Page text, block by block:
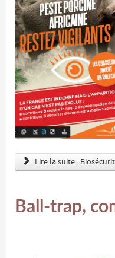
Lire la suite :
Ball-trap,